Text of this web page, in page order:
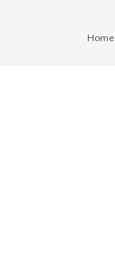
Home